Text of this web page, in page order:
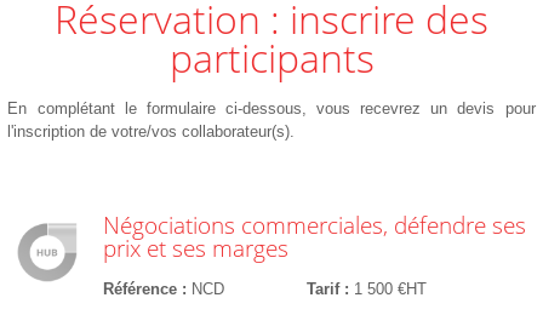
Réservation : inscrire des
participants
En complétant le formulaire ci-dessous, vous recevrez un devis pour
l'inscription de votre/vos collaborateur(s).
Négociations commerciales, défendre ses
prix et ses marges
Référence NCD Tarif 1 500 €HT